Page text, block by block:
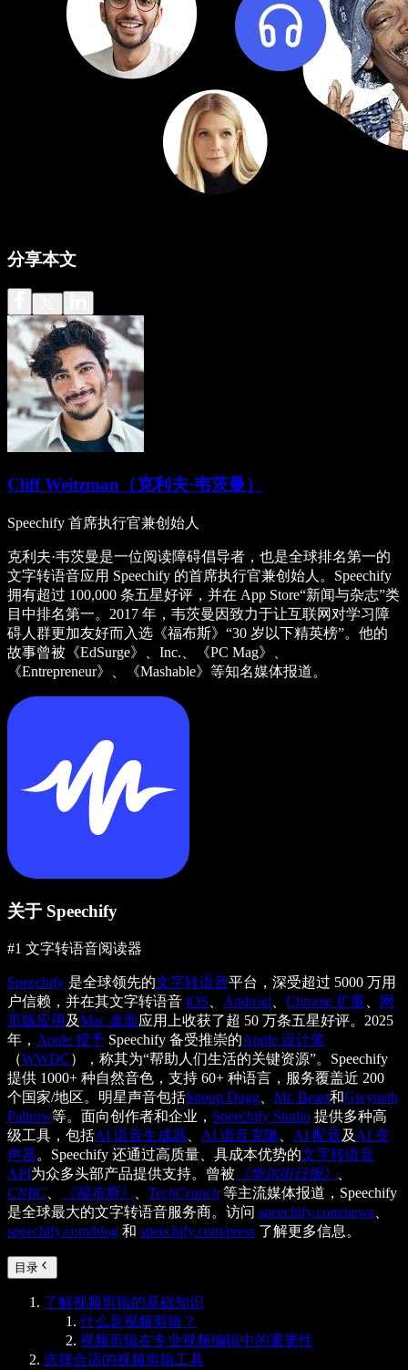
分享本文
Cliff Weitzman（克利夫·韦茨曼）
Speechify 首席执行官兼创始人
克利夫·韦茨曼是一位阅读障碍倡导者，也是全球排名第一的
文字转语音应用 Speechify 的首席执行官兼创始人。Speechify
拥有超过 100,000 条五星好评，并在 App Store“新闻与杂志”类
目中排名第一。2017 年，韦茨曼因致力于让互联网对学习障
碍人群更加友好而入选《福布斯》“30 岁以下精英榜”。他的
故事曾被《EdSurge》、Inc.、《PC Mag》、
《Entrepreneur》、《Mashable》等知名媒体报道。
关于 Speechify
#1 文字转语音阅读器
Speechify 是全球领先的文字转语音平台，深受超过 5000 万用
户信赖，并在其文字转语音 iOS Android Chrome 扩展
网
页版应用 及Mac 桌面应用上收获了超 50 万条五星好评。2025
年， Apple 授予 Speechify 备受推崇的Apple 设计奖
（WWDC），称其为“帮助人们生活的关键资源”。Speechify
提供 1000+ 种自然音色，支持 60+ 种语言，服务覆盖近 200
个国家/地区。明星声音包括Snoop Dogg Mr. Beast和Gwyneth
Paltrow等。面向创作者和企业， Speechify Studio 提供多种高
级工具，包括AI 语音生成器 AI 语音克隆 AI 配音及 AI 变
声器。Speechify 还通过高质量、具成本优势的文字转语音
API为众多头部产品提供支持。曾被 《华尔街日报》
CNBC
《福布斯》 TechCrunch 等主流媒体报道，Speechify
是全球最大的文字转语音服务商。访问 speechify.com/news
speechify.com/blog 和 speechify.com/press 了解更多信息。
目录
了解视频剪辑的基础知识
什么是视频剪辑？
视频剪辑在专业视频编辑中的重要性
选择合适的视频剪辑工具